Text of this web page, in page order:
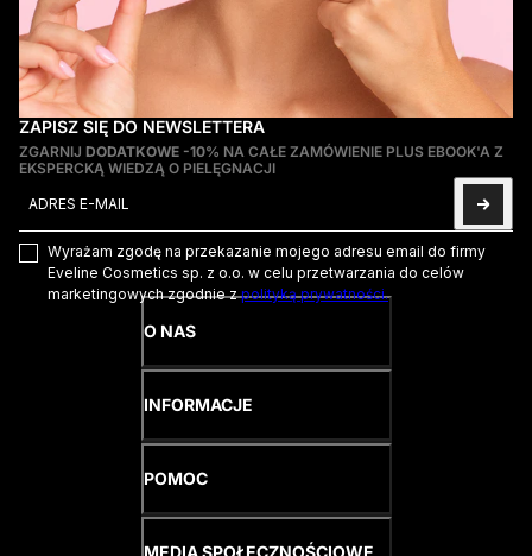
ZAPISZ SIĘ DO NEWSLETTERA
ZGARNIJ DODATKOWE -10% NA CAŁE ZAMÓWIENIE PLUS EBOOK'A Z
EKSPERCKĄ WIEDZĄ O PIELĘGNACJI
Wyrażam zgodę na przekazanie mojego adresu email do firmy
Eveline Cosmetics sp. z o.o. w celu przetwarzania do celów
marketingowych zgodnie zpolityką prywatności.
Ta strona jest chroniona przez hCaptcha i obowiązują na niej
O NAS
INFORMACJE
POMOC
MEDIA SPOŁECZNOŚCIOWE